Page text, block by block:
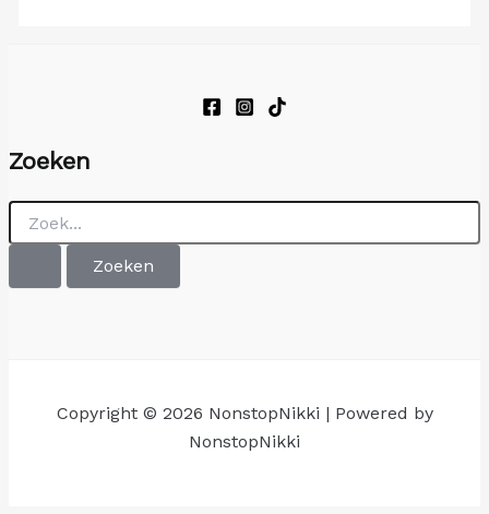
Zoeken
Zoek
naar:
Copyright © 2026 NonstopNikki | Powered by
NonstopNikki